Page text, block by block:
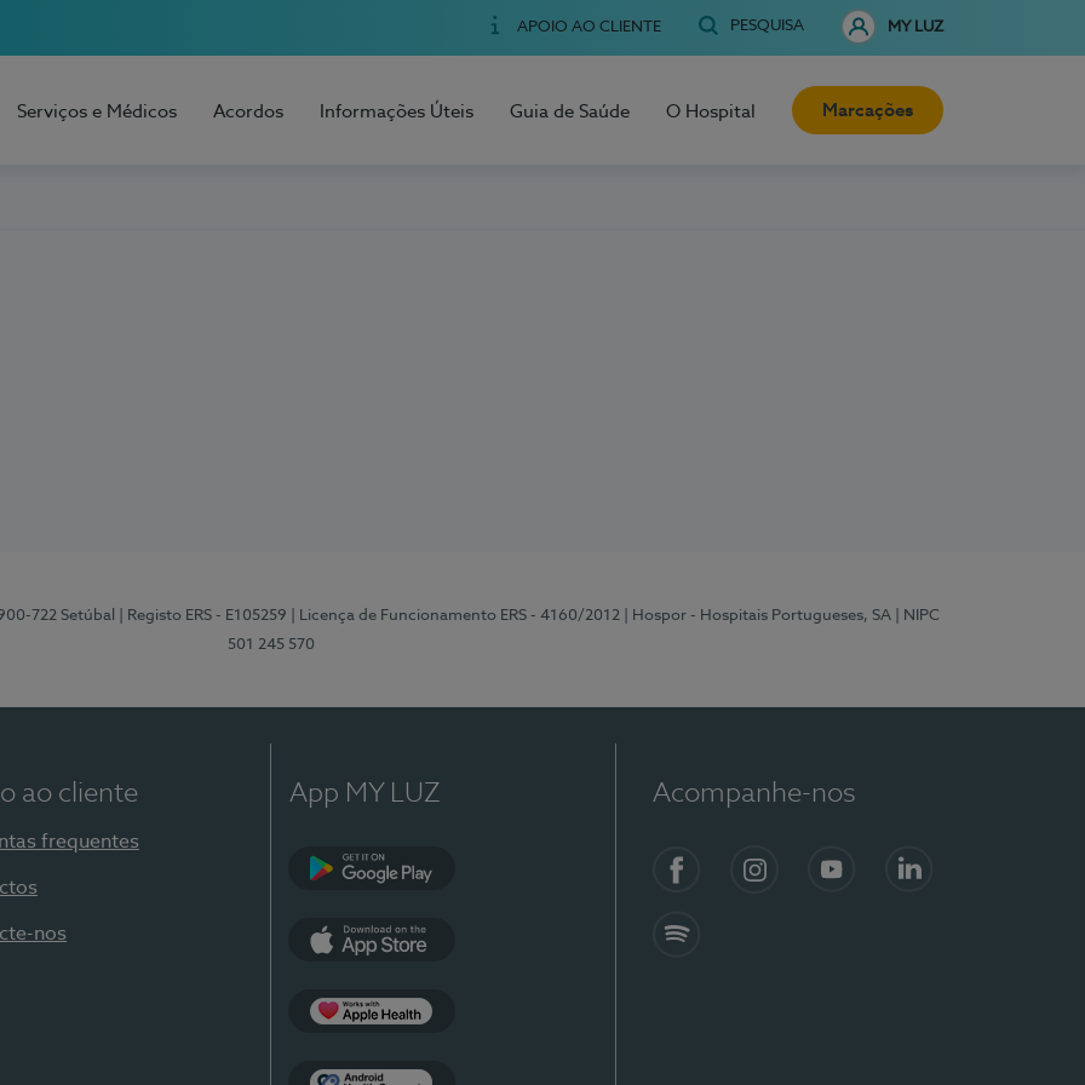
APOIO AO CLIENTE PESQUISA MY LUZ
Serviços e Médicos Acordos Informações Úteis Guia de Saúde O Hospital Marcações
722 Setúbal | Registo ERS - E105259 | Licença de Funcionamento ERS - 4160/2012 | Hospor - Hospitais Portugueses, SA
| NIPC
501 245 570
ao cliente
frequentes
nos
App MY LUZ Acompanhe-nos